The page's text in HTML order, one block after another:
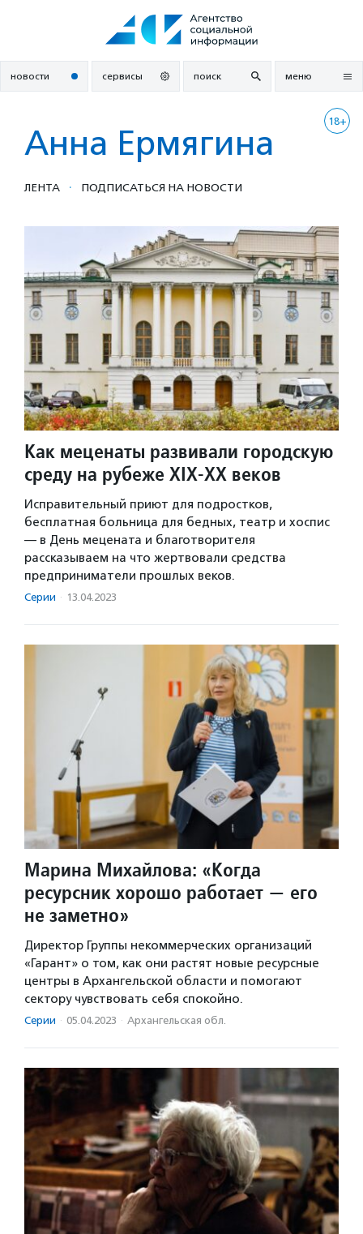
новости сервисы поиск меню
18+
Анна Ермягина
ЛЕНТА · ПОДПИСАТЬСЯ НА НОВОСТИ
Как меценаты развивали городскую
среду на рубеже XIX-XX веков
Исправительный приют для подростков,
бесплатная больница для бедных, театр и хоспис
— в День мецената и благотворителя
рассказываем на что жертвовали средства
предприниматели прошлых веков.
Серии · 13.04.2023
Марина Михайлова: «Когда
ресурсник хорошо работает — его
не заметно»
Директор Группы некоммерческих организаций
«Гарант» о том, как они растят новые ресурсные
центры в Архангельской области и помогают
сектору чувствовать себя спокойно.
Серии · 05.04.2023 · Архангельская обл.